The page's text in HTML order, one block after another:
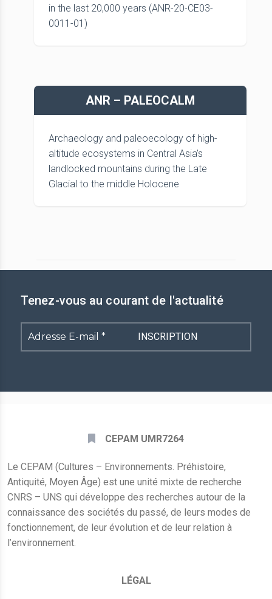
in the last 20,000 years (ANR-20-CE03-
0011-01)
ANR – PALEOCALM
Archaeology and paleoecology of high-
altitude ecosystems in Central Asia’s
landlocked mountains during the Late
Glacial to the middle Holocene
Tenez-vous au courant de l'actualité
Adresse
E-
CEPAM UMR7264
Le CEPAM (Cultures – Environnements. Préhistoire,
Antiquité, Moyen Âge) est une unité mixte de recherche
CNRS – UNS qui développe des recherches autour de la
connaissance des sociétés du passé, de leurs modes de
fonctionnement, de leur évolution et de leur relation à
l’environnement.
LÉGAL